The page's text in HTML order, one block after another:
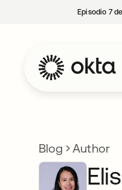
Episodio 7
Blog Author